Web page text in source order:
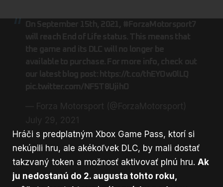
Hráči s predplatným Xbox Game Pass, ktorí si
nekúpili hru, ale akékoľvek DLC, by mali dostať
takzvaný token a možnosť aktivovať plnú hru. Ak
ju nedostanú do 2. augusta tohto roku,